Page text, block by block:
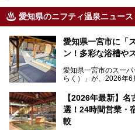
愛知県のニフティ温泉ニュース
愛知県一宮市に「
ン！多彩な浴槽や
愛知県一宮市のスー
らく）」が、2026年6
この地で30年にわた
地元住民をはじめオ
ないでしょうか。
老朽化した設備の補
【2026年最新】
選！24時間営業・
較